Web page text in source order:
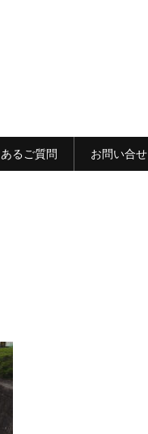
るご質問 お問い合せ